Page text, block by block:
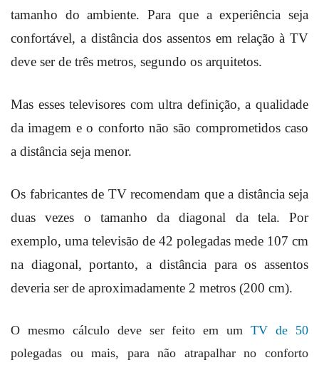
tamanho do ambiente. Para que a experiência seja
confortável, a distância dos assentos em relação à TV
deve ser de três metros, segundo os arquitetos.
Mas esses televisores com ultra definição, a qualidade
da imagem e o conforto não são comprometidos caso
a distância seja menor.
Os fabricantes de TV recomendam que a distância seja
duas vezes o tamanho da diagonal da tela. Por
exemplo, uma televisão de 42 polegadas mede 107 cm
na diagonal, portanto, a distância para os assentos
deveria ser de aproximadamente 2 metros (200 cm).
O mesmo cálculo deve ser feito em umTV de 50
polegadas ou mais, para não atrapalhar no conforto